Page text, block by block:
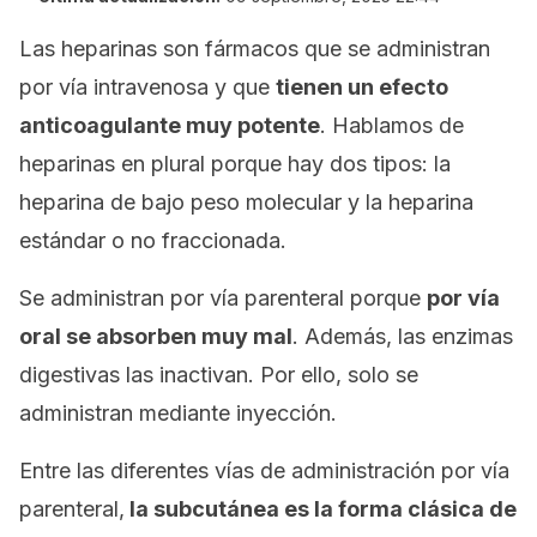
Las heparinas son fármacos que se administran
por vía intravenosa y que tienen un efecto
anticoagulante muy potente. Hablamos de
heparinas en plural porque hay dos tipos: la
heparina de bajo peso molecular y la heparina
estándar o no fraccionada.
Se administran por vía parenteral porque por vía
oral se absorben muy mal. Además, las enzimas
digestivas las inactivan. Por ello, solo se
administran mediante inyección.
Entre las diferentes vías de administración por vía
parenteral, la subcutánea es la forma clásica de